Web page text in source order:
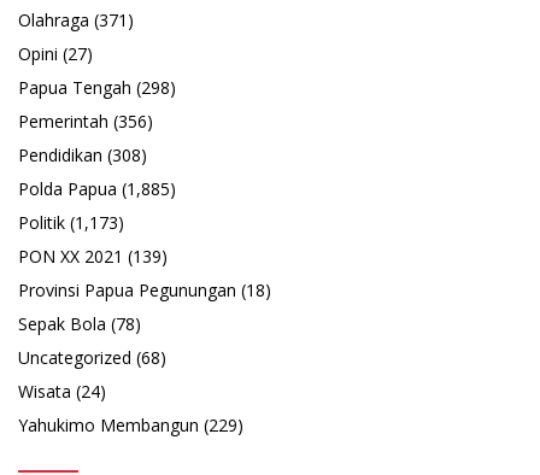
Olahraga (371)
Opini (27)
Papua Tengah (298)
Pemerintah (356)
Pendidikan (308)
Polda Papua (1,885)
Politik (1,173)
PON XX 2021 (139)
Provinsi Papua Pegunungan (18)
Sepak Bola (78)
Uncategorized (68)
Wisata (24)
Yahukimo Membangun (229)